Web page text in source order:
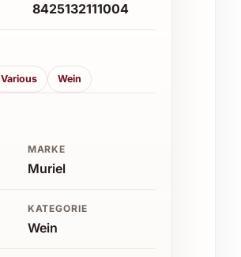
8425132111004
Various Wein
MARKE
Muriel
KATEGORIE
Wein